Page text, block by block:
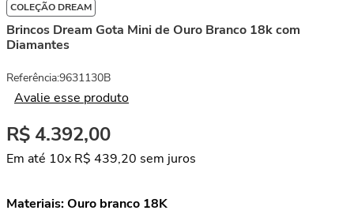
COLEÇÃO DREAM
Brincos Dream Gota Mini de Ouro Branco 18k com
Diamantes
Referência:9631130B
Avalie esse produto
R$ 4.392,00
Em até 10x R$ 439,20 sem juros
Materiais:Ouro branco 18K